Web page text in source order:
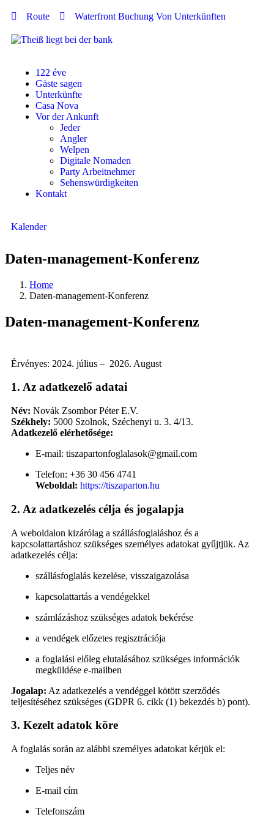
Route Waterfront Buchung Von Unterkünften
122 éve
Gäste sagen
Unterkünfte
Casa Nova
Vor der Ankunft
Jeder
Angler
Welpen
Digitale Nomaden
Party Arbeitnehmer
Sehenswürdigkeiten
Kontakt
Kalender
Daten-management-Konferenz
Home
Daten-management-Konferenz
Daten-management-Konferenz
Érvényes: 2024. július – 2026. August
1. Az adatkezelő adatai
Név: Novák Zsombor Péter E.V.
Székhely: 5000 Szolnok, Széchenyi u. 3. 4/13.
Adatkezelő elérhetősége:
E-mail: tiszapartonfoglalasok@gmail.com
Telefon: +36 30 456 4741
Weboldal: https://tiszaparton.hu
2. Az adatkezelés célja és jogalapja
A weboldalon kizárólag a szállásfoglaláshoz és a
kapcsolattartáshoz szükséges személyes adatokat gyűjtjük. Az
adatkezelés célja:
szállásfoglalás kezelése, visszaigazolása
kapcsolattartás a vendégekkel
számlázáshoz szükséges adatok bekérése
a vendégek előzetes regisztrációja
a foglalási előleg elutalásához szükséges információk
megküldése e-mailben
Jogalap: Az adatkezelés a vendéggel kötött szerződés
teljesítéséhez szükséges (GDPR 6. cikk (1) bekezdés b) pont).
3. Kezelt adatok köre
A foglalás során az alábbi személyes adatokat kérjük el:
Teljes név
E-mail cím
Telefonszám